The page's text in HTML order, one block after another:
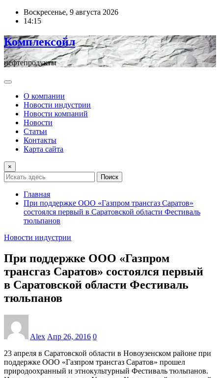
ПерейтиВоскресенье, 9 августа 2026
14:15
Комплексойл
нефтепродукты
О компании
Новости индустрии
Новости компаний
Новости
Статьи
Контакты
Карта сайта
×
Поиск
Главная
При поддержке ООО «Газпром трансгаз Саратов»
состоялся первый в Саратовской области Фестиваль
тюльпанов
Новости индустрии
При поддержке ООО «Газпром
трансгаз Саратов» состоялся первый
в Саратовской области Фестиваль
тюльпанов
Alex Апр 26, 2016 0
23 апреля в Саратовской области в Новоузенском районе при
поддержке ООО «Газпром трансгаз Саратов» прошел
природоохранный и этнокультурный Фестиваль тюльпанов.